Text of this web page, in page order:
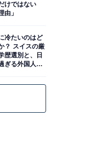
けではない
由」
冷たいのはど
？ スイスの厳
歴選別と、日
ぎる外国人政